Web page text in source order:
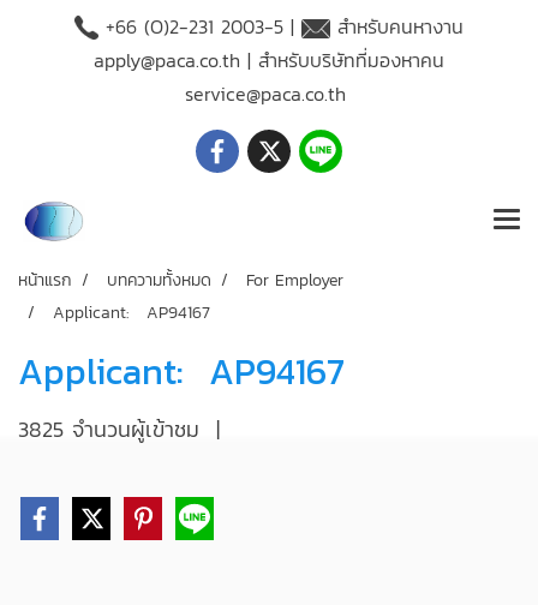
+66 (O)2-231 2003-5 |
สำหรับคนหางาน
apply@paca.co.th | สำหรับบริษัทที่มองหาคน
service@paca.co.th
หน้าแรก บทความทั้งหมด
For Employer
Applicant: AP94167
Applicant: AP94167
3825 จำนวนผู้เข้าชม |